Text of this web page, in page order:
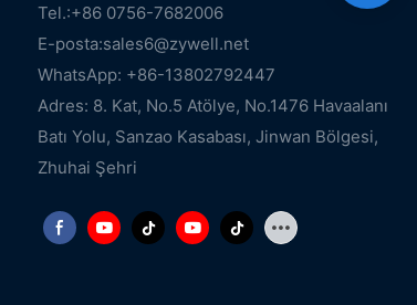
Tel.:+86 0756-7682006
E-posta:sales6@zywell.net
WhatsApp: +86-13802792447
Adres: 8. Kat, No.5 Atölye, No.1476 Havaalanı
Batı Yolu, Sanzao Kasabası, Jinwan Bölgesi,
Zhuhai Şehri